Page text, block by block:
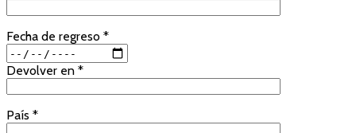
Fecha de regreso *
Devolver en *
País *